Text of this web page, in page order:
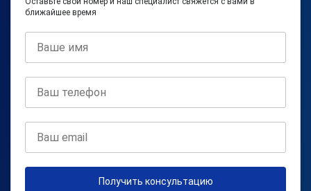
ближайшее время
Получить консультацию